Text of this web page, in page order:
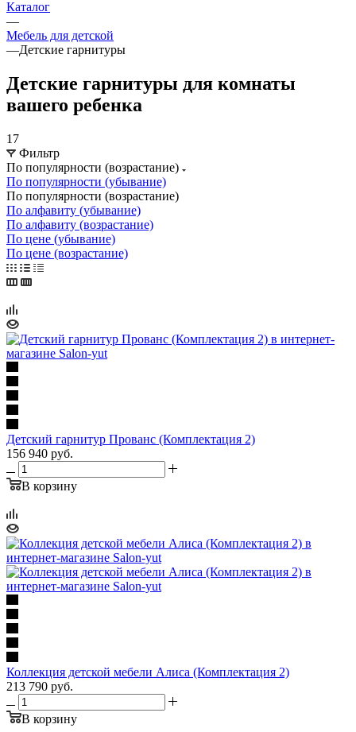
Каталог
—
Мебель для детской
—Детские гарнитуры
Детские гарнитуры для комнаты
вашего ребенка
17
Фильтр
По популярности (возрастание)
По популярности (убывание)
По популярности (возрастание)
По алфавиту (убывание)
По алфавиту (возрастание)
По цене (убывание)
По цене (возрастание)
Детский гарнитур Прованс (Комплектация 2)
156 940 руб.
В корзину
Коллекция детской мебели Алиса (Комплектация 2)
213 790 руб.
В корзину